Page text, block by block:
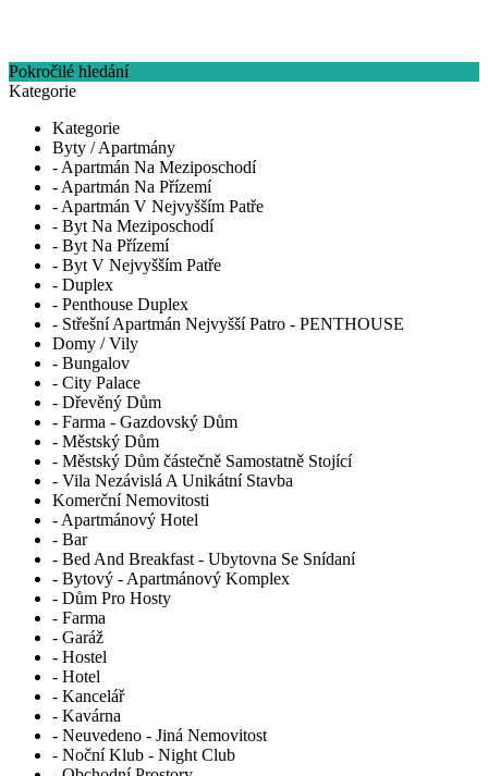
Pokročilé hledání
Kategorie
Kategorie
Byty / Apartmány
- Apartmán Na Meziposchodí
- Apartmán Na Přízemí
- Apartmán V Nejvyšším Patře
- Byt Na Meziposchodí
- Byt Na Přízemí
- Byt V Nejvyšším Patře
- Duplex
- Penthouse Duplex
- Střešní Apartmán Nejvyšší Patro - PENTHOUSE
Domy / Vily
- Bungalov
- City Palace
- Dřevěný Dům
- Farma - Gazdovský Dům
- Městský Dům
- Městský Dům částečně Samostatně Stojící
- Vila Nezávislá A Unikátní Stavba
Komerční Nemovitosti
- Apartmánový Hotel
- Bar
- Bed And Breakfast - Ubytovna Se Snídaní
- Bytový - Apartmánový Komplex
- Dům Pro Hosty
- Farma
- Garáž
- Hostel
- Hotel
- Kancelář
- Kavárna
- Neuvedeno - Jiná Nemovitost
- Noční Klub - Night Club